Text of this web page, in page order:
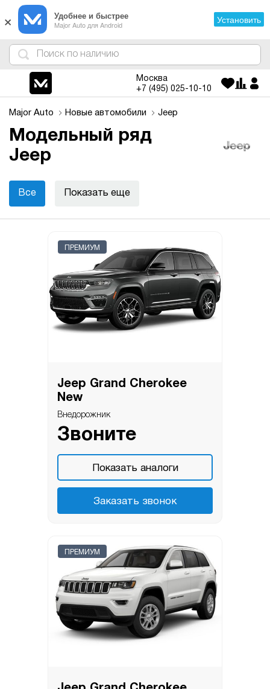
4
1
3
2
Москва
+7 (495) 025-10-10
Major Auto Новые автомобили Jeep
Модельный ряд
Jeep
Все Показать еще
ПРЕМИУМ
Jeep Grand Cherokee
New
Внедорожник
Звоните
Показать аналоги
Заказать звонок
ПРЕМИУМ
× Удобнее и быстрее
Major Auto для Android Установить